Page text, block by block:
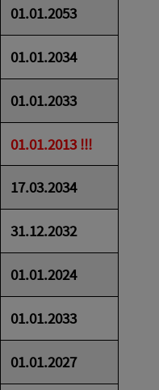
01.01.2053
01.01.2034
01.01.2033
01.01.2013 !!!
17.03.2034
31.12.2032
01.01.2024
01.01.2033
01.01.2027